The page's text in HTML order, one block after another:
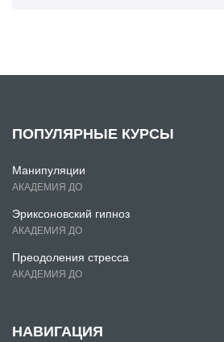
ПОПУЛЯРНЫЕ КУРСЫ
Манипуляции
АКАДЕМИЯ ДО
Эриксоновский гипноз
АКАДЕМИЯ ДО
Преодоления стресса
АКАДЕМИЯ ДО
НАВИГАЦИЯ